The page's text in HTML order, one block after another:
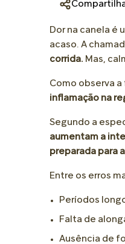
Dor na canela é
acaso. A
corrida. Mas,
Como observa
inflamação na
Segundo a
aumentam a
preparada para
Entre os erros
Períodos
Falta de
Ausência de